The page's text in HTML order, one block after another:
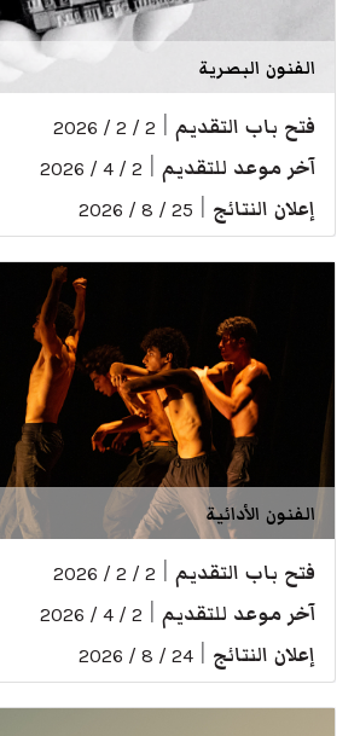
الفنون البصرية
فتح باب التقديم 2 / 2 / 2026
آخر موعد للتقديم 2 / 4 / 2026
إعلان النتائج 25 / 8 / 2026
الفنون الأدائية
فتح باب التقديم 2 / 2 / 2026
آخر موعد للتقديم 2 / 4 / 2026
إعلان النتائج 24 / 8 / 2026